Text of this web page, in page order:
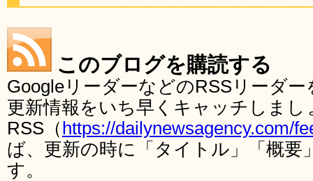
このブログを購読する
GoogleリーダーなどのRSSリーダ
更新情報をいち早くキャッチしま
RSS（ https://dailynewsagency.com/
ば、更新の時に「タイトル」「概要
す。